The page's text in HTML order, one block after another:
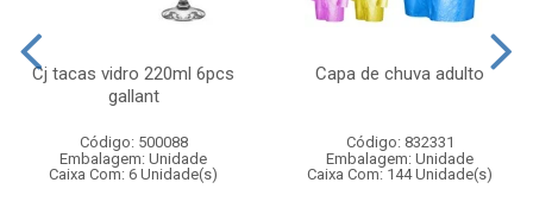
Cj tacas vidro 220ml 6pcs
gallant
Código: 500088
Embalagem: Unidade
Caixa Com: 6 Unidade(s)
Capa de chuva adulto
Código: 832331
Embalagem: Unidade
Caixa Com: 144 Unidade(s)